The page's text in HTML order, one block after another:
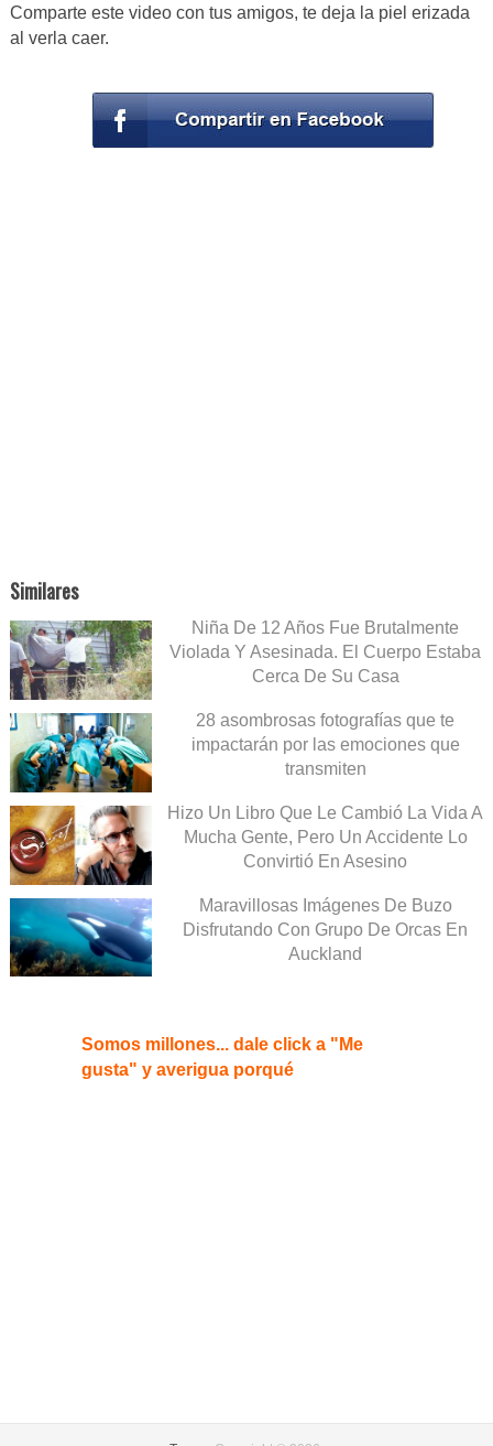
Comparte este video con tus amigos, te deja la piel erizada
al verla caer.
Similares
Niña De 12 Años Fue Brutalmente
Violada Y Asesinada. El Cuerpo Estaba
Cerca De Su Casa
28 asombrosas fotografías que te
impactarán por las emociones que
transmiten
Hizo Un Libro Que Le Cambió La Vida A
Mucha Gente, Pero Un Accidente Lo
Convirtió En Asesino
Maravillosas Imágenes De Buzo
Disfrutando Con Grupo De Orcas En
Auckland
Somos millones... dale click a "Me
gusta" y averigua porqué